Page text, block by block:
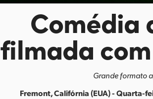
Comédia
filmada com
Grande formato
Fremont, Califórnia (EUA) - Quarta-